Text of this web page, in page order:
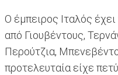
Ο έμπειρος Ιταλός
από Γιουβέντους,
Περούτζια,
προτελευταία είχε